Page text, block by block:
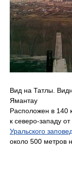
Вид на Татлы.
Ямантау
Расположен в 140
к северо-западу от
Уральского
около 500 метров